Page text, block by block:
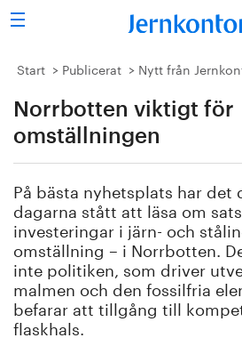
Sök
Stålindustrin
Vision 2050
Energi/miljö
Vi tycker
Publicerat
Bildbank
Start Publicerat Nytt från
Norrbotten viktigt för
omställningen
På bästa nyhetsplats har det
dagarna stått att läsa om
investeringar i järn- och
omställning – i Norrbotten.
inte politiken, som driver
malmen och den fossilfria
befarar att tillgång till
flaskhals.